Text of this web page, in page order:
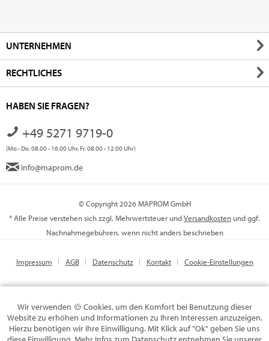
UNTERNEHMEN
RECHTLICHES
HABEN SIE FRAGEN?
+49 5271 9719-0
(Mo - Do. 08.00 - 16.00 Uhr, Fr. 08.00 - 12.00 Uhr)
info@maprom.de
© Copyright 2026 MAPROM GmbH
* Alle Preise verstehen sich zzgl. Mehrwertsteuer undVersandkosten und ggf.
Nachnahmegebühren, wenn nicht anders beschrieben
Impressum AGB Datenschutz Kontakt Cookie-Einstellungen
Wir verwenden
Cookies, um den Komfort bei Benutzung dieser
Website zu erhöhen und Informationen zu Ihren Interessen anzuzeigen.
Hierzu benötigen wir Ihre Einwilligung. Mit Klick auf "Ok" geben Sie uns